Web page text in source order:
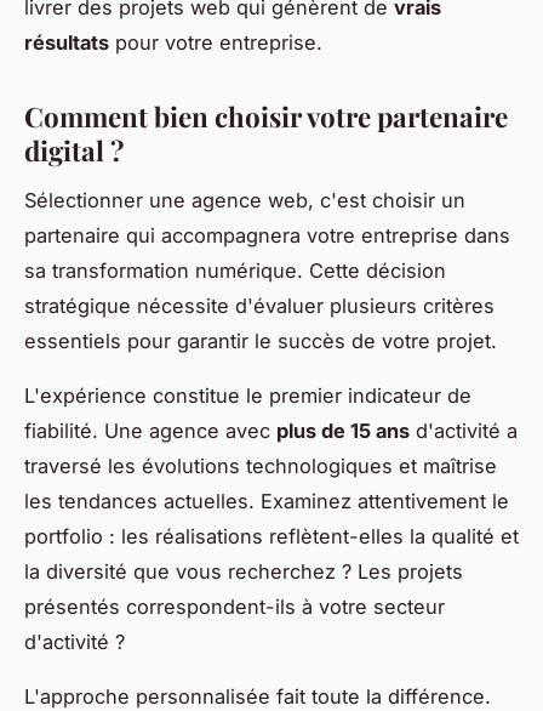
livrer des projets web qui génèrent de vrais
résultats pour votre entreprise.
Comment bien choisir votre partenaire
digital ?
Sélectionner une agence web, c'est choisir un
partenaire qui accompagnera votre entreprise dans
sa transformation numérique. Cette décision
stratégique nécessite d'évaluer plusieurs critères
essentiels pour garantir le succès de votre projet.
L'expérience constitue le premier indicateur de
fiabilité. Une agence avec plus de 15 ans d'activité a
traversé les évolutions technologiques et maîtrise
les tendances actuelles. Examinez attentivement le
portfolio : les réalisations reflètent-elles la qualité et
la diversité que vous recherchez ? Les projets
présentés correspondent-ils à votre secteur
d'activité ?
L'approche personnalisée fait toute la différence.